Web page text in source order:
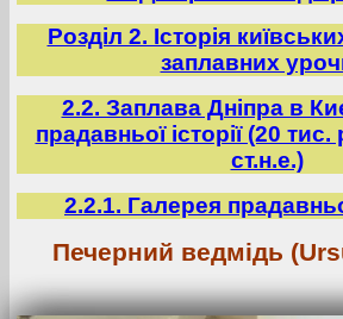
Розділ 2. Історія
заплавних
2.2. Заплава Дніпра в
прадавньої історії (20
ст.н.е.)
2.2.1. Галерея
Печерний ведмідь